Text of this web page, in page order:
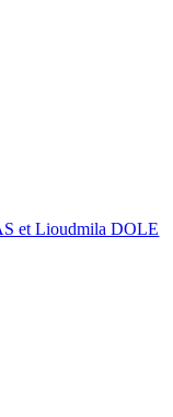
et Lioudmila DOLE